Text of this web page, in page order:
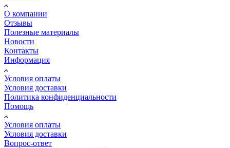
О компании
Отзывы
Полезные материалы
Новости
Контакты
Информация
Условия оплаты
Условия доставки
Политика конфиденциальности
Помощь
Условия оплаты
Условия доставки
Вопрос-ответ